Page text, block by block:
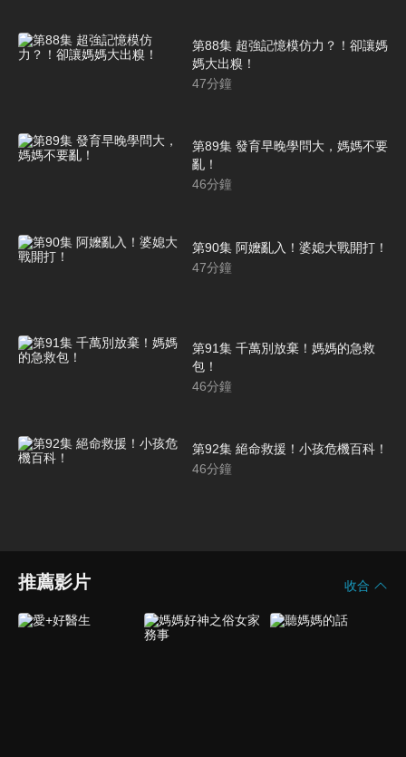
第88集 超強記憶模仿力？！卻讓媽
媽大出糗！
47分鐘
第89集 發育早晚學問大，媽媽不要
亂！
46分鐘
第90集 阿嬤亂入！婆媳大戰開打！
47分鐘
第91集 千萬別放棄！媽媽的急救
包！
46分鐘
第92集 絕命救援！小孩危機百科！
46分鐘
推薦影片 收合